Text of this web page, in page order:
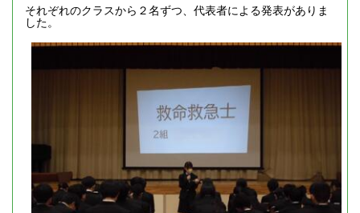
それぞれのクラスから２名ずつ、代表者による発表がありま
した。